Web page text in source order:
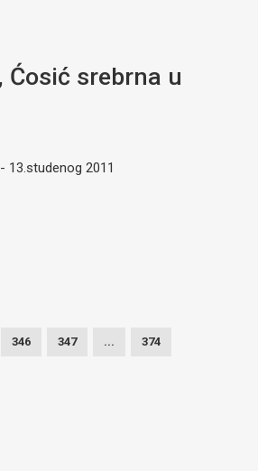
Ćosić srebrna u
13.studenog 2011
346 347 ... 374